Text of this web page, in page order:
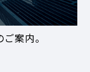
案内。